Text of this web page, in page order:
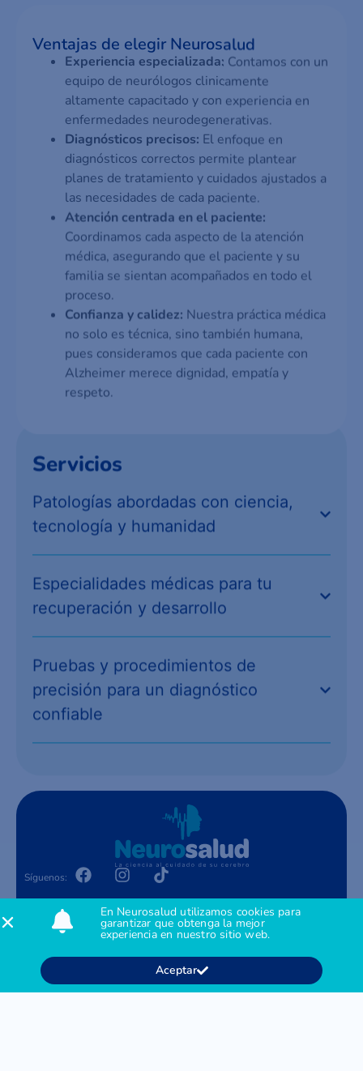
Ventajas de elegir Neurosalud
Experiencia especializada: Contamos con un
equipo de neurólogos clin­icamente
altamente capacitado y con experiencia en
enfermedades neurodegenerativas.
Diagnósticos precisos: El enfoque en
diagnósticos correctos permite plantear
planes de tratamiento y cuidados ajustados a
las necesidades de cada paciente.
Atención centrada en el paciente:
Coordinamos cada aspecto de la atención
médica, asegurando que el paciente y su
familia se sientan acompañados en todo el
proceso.
Confianza y calidez: Nuestra práctica médica
no solo es técnica, sino también humana,
pues consideramos que cada paciente con
Alzheimer merece dignidad, empatía y
respeto.
Servicios
Patologías abordadas con ciencia,
tecnología y humanidad
Especialidades médicas para tu
recuperación y desarrollo
Pruebas y procedimientos de
precisión para un diagnóstico
confiable
Síguenos:
Contacto
Agendar citas: +57 312 395 3785
Contact Center: + 601 794 5994
Administración: + 601 762 6985
En Neurosalud utilizamos cookies para
garantizar que obtenga la mejor
experiencia en nuestro sitio web.
Aceptar